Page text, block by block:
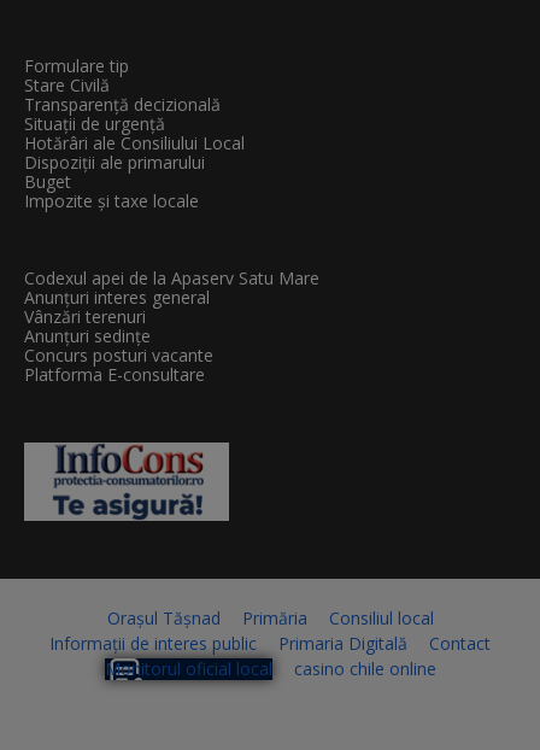
Formulare tip
Stare Civilă
Transparenţă decizională
Situații de urgență
Hotărâri ale Consiliului Local
Dispoziții ale primarului
Buget
Impozite și taxe locale
Codexul apei de la Apaserv Satu Mare
Anunțuri interes general
Vânzări terenuri
Anunțuri sedințe
Concurs posturi vacante
Platforma E-consultare
Orașul Tășnad Primăria
Consiliul local
Informații de interes public
Primaria Digitală
Contact
Monitorul oficial local
casino chile online